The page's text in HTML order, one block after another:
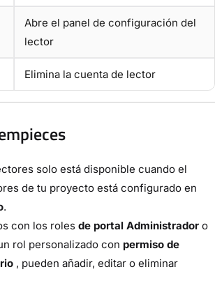
Abre el panel de configuración del
lector
Elimina la cuenta de lector
solo está disponible cuando el
de tu proyecto está configurado en
.
con los roles de portal Administrador o
rol personalizado con permiso de
, pueden añadir, editar o eliminar